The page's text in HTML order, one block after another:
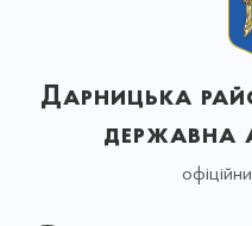
Дарницька
державна